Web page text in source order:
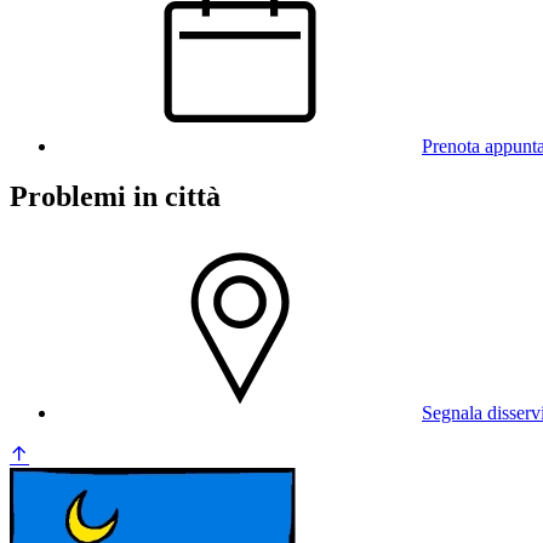
Prenota
Problemi in città
Segnala